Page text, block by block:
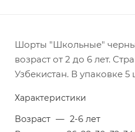
Шорты "Школьные"
возраст от 2 до 6 лет.
Узбекистан. В упаковке 5
Характеристики
Возраст — 2-6 лет